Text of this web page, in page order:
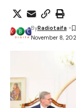
November 8,
ByRadiotaifa